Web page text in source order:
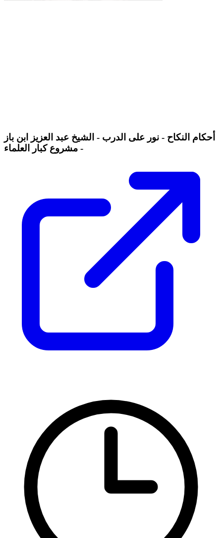
أحكام النكاح - نور على الدرب - الشيخ عبد العزيز ابن باز
- مشروع كبار العلماء